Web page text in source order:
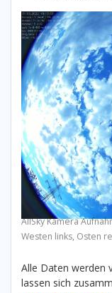
AllSky Kamera
Westen links, Osten
Alle Daten werden
lassen sich